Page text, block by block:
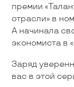
премии
отрасли» в
А начинала
экономиста в
Заряд
вас в этой